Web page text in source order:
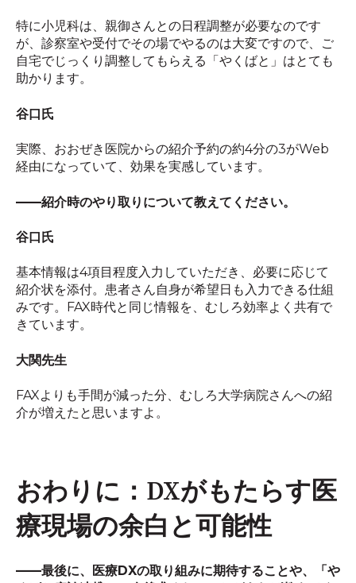
特に小児科は、親御さんとの日程調整が必要なのです
が、診察室や受付でその場でやるのは大変ですので、ご
自宅でじっくり調整してもらえる「やくばと」はとても
助かります。
谷口氏
実際、おおぜき医院からの紹介予約の約4分の3がWeb
経由になっていて、効果を実感しています。
――紹介時のやり取りについて教えてください。
谷口氏
基本情報は4項目程度入力していただき、必要に応じて
紹介状を添付。患者さん自身が希望日も入力できる仕組
みです。
FAX時代と同じ情報を、むしろ効率よく共有で
きています。
大関先生
FAXよりも手間が減った分、むしろ大学病院さんへの紹
介が増えたと思いますよ。
おわりに：DXがもたらす医
療現場の余白と可能性
――最後に、医療DXの取り組みに期待することや、「や